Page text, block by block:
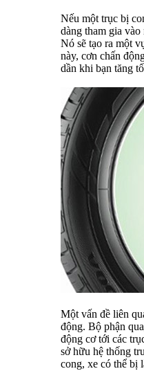
Nếu một trục bị
dàng tham gia
Nó sẽ tạo ra một
này, cơn chấn
dần khi bạn tăng
Một vấn đề liên
động. Bộ phận
động cơ tới các
sở hữu hệ thống
cong, xe có thể bị